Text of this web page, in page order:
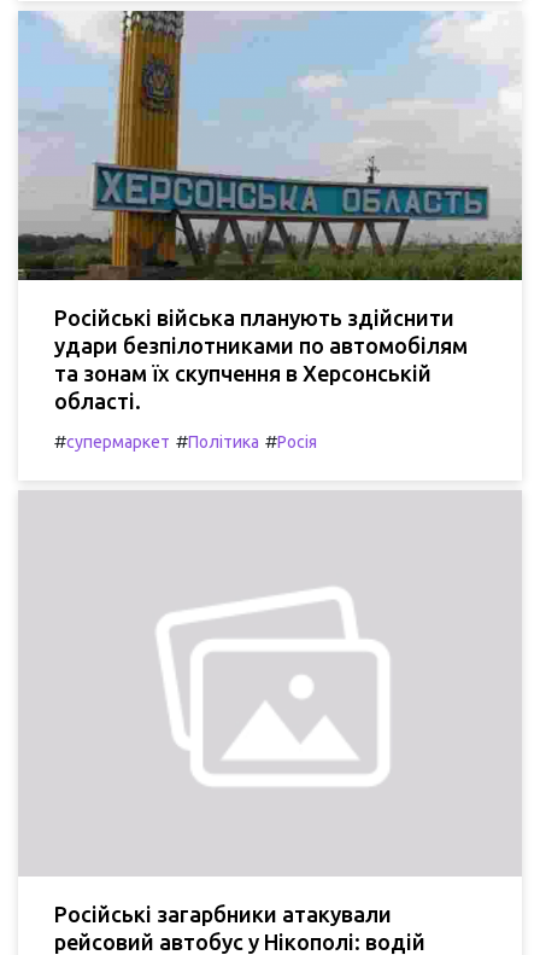
Російські війська планують здійснити
удари безпілотниками по автомобілям
та зонам їх скупчення в Херсонській
області.
#супермаркет #Політика #Росія
Російські загарбники атакували
рейсовий автобус у Нікополі: водій